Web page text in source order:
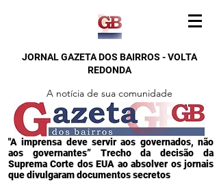
JORNAL GAZETA DOS BAIRROS - VOLTA
REDONDA
A notícia de sua comunidade
"A imprensa deve servir aos governados, não
aos governantes” Trecho da decisão da
Suprema Corte dos EUA ao absolver os jornais
que divulgaram documentos secretos